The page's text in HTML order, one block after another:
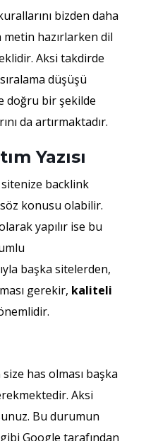
bizden daha
hazırlarken dil
Aksi takdirde
düşüşü
doğru bir şekilde
da artırmaktadır.
Yazısı
sitenize backlink
konusu olabilir.
yapılır ise bu
başka sitelerden,
gerekir, kaliteli
has olması başka
Aksi
Bu durumun
Google tarafından